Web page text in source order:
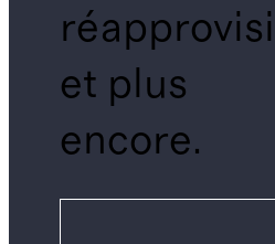
et plus
encore.